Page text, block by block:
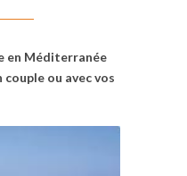
en Méditerranée
ou avec vos